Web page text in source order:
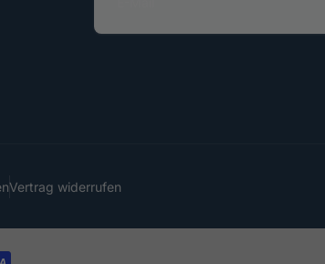
E
Vertrag widerrufen